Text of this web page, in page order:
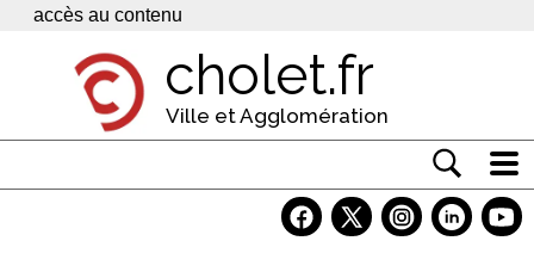
Panneau de gestion des cookies
accès au contenu
cholet.fr
Ville et Agglomération